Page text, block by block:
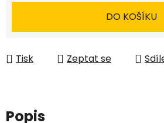
DO KOŠÍKU
Tisk Zeptat se
Popis